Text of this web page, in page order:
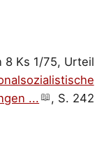
8 Ks 1/75, Urteil
...
, S. 242